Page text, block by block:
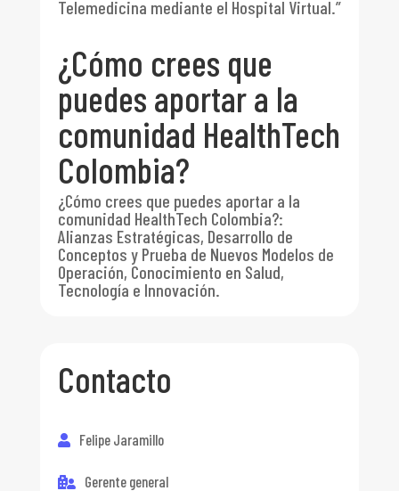
Telemedicina mediante el Hospital Virtual.”
¿Cómo crees que
puedes aportar a la
comunidad HealthTech
Colombia?
¿Cómo crees que puedes aportar a la
comunidad HealthTech Colombia?:
Alianzas Estratégicas, Desarrollo de
Conceptos y Prueba de Nuevos Modelos de
Operación, Conocimiento en Salud,
Tecnología e Innovación.
Contacto
Felipe Jaramillo
Gerente general